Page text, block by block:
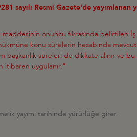
sayılı Resmi Gazete'de
maddesinin onuncu fıkrasında belirtilen
konu sürelerin hesabında
başkanlık süreleri de dikkate alınır ve
itibaren uygulanır."
yayımı tarihinde yürürlüğe girer.